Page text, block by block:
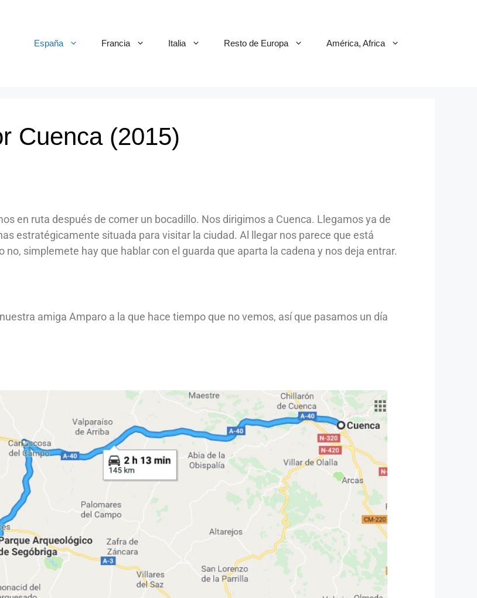
España Francia Italia Resto de Europa América, Africa
Cuenca (2015)
en ruta después de comer un bocadillo. Nos dirigimos a Cuenca. Llegamos ya de
estratégicamente situada para visitar la ciudad. Al llegar nos parece que está
simplemete hay que hablar con el guarda que aparta la cadena y nos deja entrar.
amiga Amparo a la que hace tiempo que no vemos, así que pasamos un día